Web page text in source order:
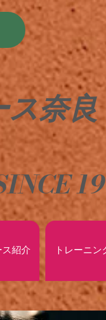
ス奈良
ス紹介 トレーニ